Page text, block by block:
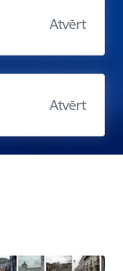
Atvērt
Atvērt